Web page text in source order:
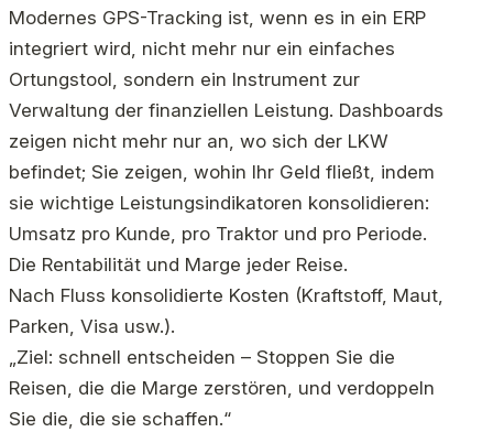
Modernes GPS-Tracking ist, wenn es in ein ERP
integriert wird, nicht mehr nur ein einfaches
Ortungstool, sondern ein Instrument zur
Verwaltung der finanziellen Leistung. Dashboards
zeigen nicht mehr nur an, wo sich der LKW
befindet; Sie zeigen, wohin Ihr Geld fließt, indem
sie wichtige Leistungsindikatoren konsolidieren:
Umsatz pro Kunde, pro Traktor und pro Periode.
Die Rentabilität und Marge jeder Reise.
Nach Fluss konsolidierte Kosten (Kraftstoff, Maut,
Parken, Visa usw.).
„Ziel: schnell entscheiden – Stoppen Sie die
Reisen, die die Marge zerstören, und verdoppeln
Sie die, die sie schaffen.“